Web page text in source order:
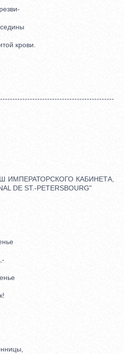
крови.
КАБИНЕТА,
DE ST.-PETERSBOURG"